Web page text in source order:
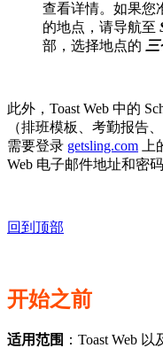
查看详情。如果您
的地点，请导航至
部，选择地点的
此外，Toast Web 中的
（排班模板、考勤报告
需要登录 getsling.com 上
Web 电子邮件地址和密码
回到顶部
开始之前
适用范围 ：Toast Web